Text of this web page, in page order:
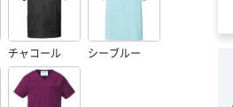
チャコール シーブルー